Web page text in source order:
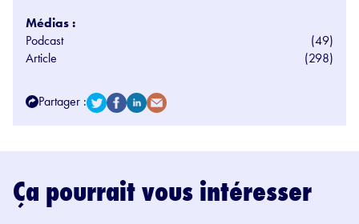
Médias :
Podcast
(49)
Article
(298)
Partager :
Ça pourrait vous intéresser